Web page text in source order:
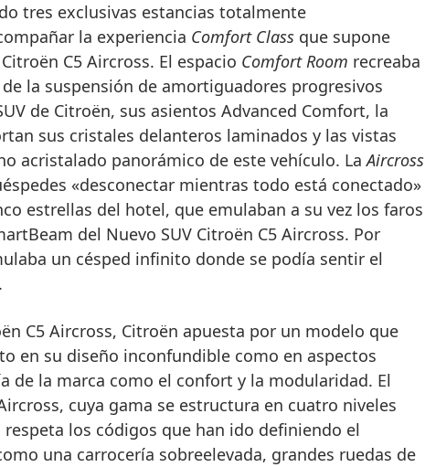
tres exclusivas estancias totalmente
la experiencia Comfort Classque supone
C5 Aircross. El espacio Comfort Room recreaba
la suspensión de amortiguadores progresivos
de Citroën, sus asientos Advanced Comfort, la
sus cristales delanteros laminados y las vistas
acristalado panorámico de este vehículo. LaAircross
«desconectar mientras todo está conectado»
estrellas del hotel, que emulaban a su vez los faros
del Nuevo SUV Citroën C5 Aircross. Por
un césped infinito donde se podía sentir el
C5 Aircross, Citroën apuesta por un modelo que
en su diseño inconfundible como en aspectos
de la marca como el confort y la modularidad. El
cuya gama se estructura en cuatro niveles
respeta los códigos que han ido definiendo el
una carrocería sobreelevada, grandes ruedas de